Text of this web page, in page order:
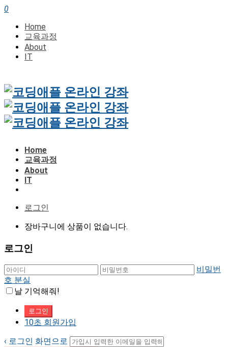
0
Home
교육과정
About
IT
Home
교육과정
About
IT
로그인
장바구니에 상품이 없습니다.
로그인
비밀번
호 분실
날 기억해줘!
10초 회원가입
‹ 로그인 화면으로